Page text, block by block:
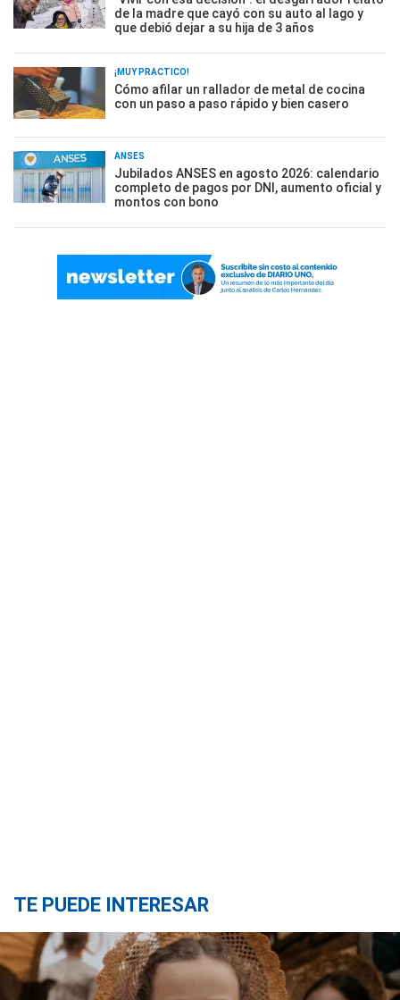
de la madre que cayó con su auto al lago y
que debió dejar a su hija de 3 años
¡MUY PRÁCTICO!
Cómo afilar un rallador de metal de cocina
con un paso a paso rápido y bien casero
ANSES
Jubilados ANSES en agosto 2026: calendario
completo de pagos por DNI, aumento oficial y
montos con bono
TE PUEDE INTERESAR